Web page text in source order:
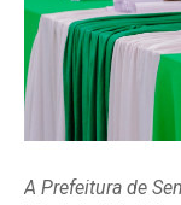
A Prefeitura de